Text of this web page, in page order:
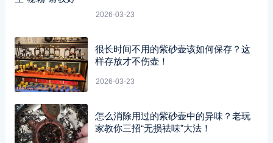
2026-03-23
很长时间不用的紫砂壶该如何保存？这
样存放才不伤壶！
2026-03-23
怎么消除用过的紫砂壶中的异味？老玩
家教你三招“无损祛味”大法！